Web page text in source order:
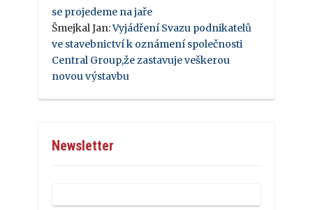
se projedeme na jaře
Šmejkal Jan:Vyjádření Svazu podnikatelů
ve stavebnictví k oznámení společnosti
Central Group,že zastavuje veškerou
novou výstavbu
Newsletter